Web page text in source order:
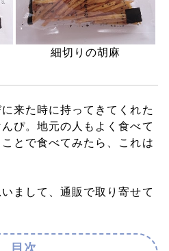
細切りの胡麻
来た時に持ってきてくれた
ぴ。地元の人もよく食べて
とで食べてみたら、これは
まして、通販で取り寄せて